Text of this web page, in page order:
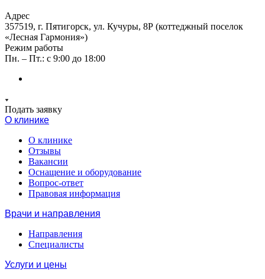
Адрес
357519, г. Пятигорск, ул. Кучуры, 8Р (коттеджный поселок
«Лесная Гармония»)
Режим работы
Пн. – Пт.: с 9:00 до 18:00
Подать заявку
О клинике
О клинике
Отзывы
Вакансии
Оснащение и оборудование
Вопрос-ответ
Правовая информация
Врачи и направления
Направления
Специалисты
Услуги и цены